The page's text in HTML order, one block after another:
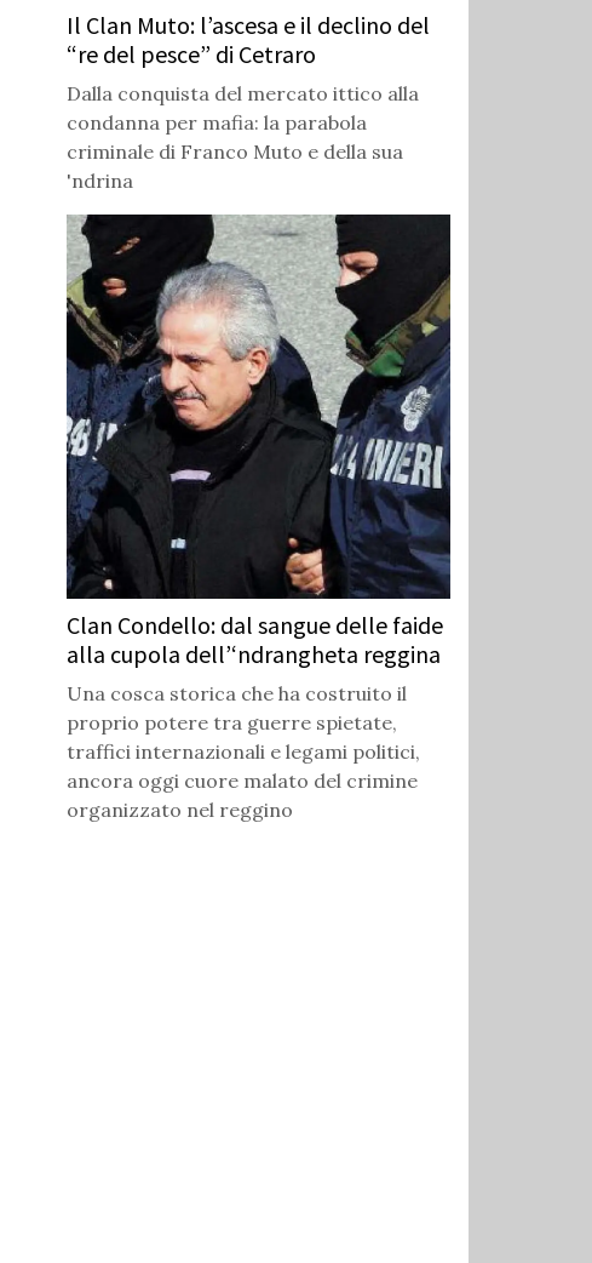
Il Clan Muto: l’ascesa e il declino del
“re del pesce” di Cetraro
Dalla conquista del mercato ittico alla
condanna per mafia: la parabola
criminale di Franco Muto e della sua
'ndrina
Clan Condello: dal sangue delle faide
alla cupola dell’‘ndrangheta reggina
Una cosca storica che ha costruito il
proprio potere tra guerre spietate,
traffici internazionali e legami politici,
ancora oggi cuore malato del crimine
organizzato nel reggino